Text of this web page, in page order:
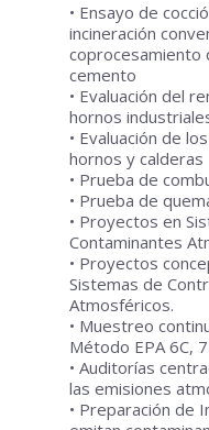
• Ensayo de
incineración
coprocesamiento
cemento
• Evaluación del
hornos
• Evaluación de
hornos y calderas
• Prueba de
• Prueba de
• Proyectos en
Contaminantes
• Proyectos
Sistemas de
Atmosféricos.
• Muestreo
Método EPA 6C,
• Auditorías
las emisiones
• Preparación de